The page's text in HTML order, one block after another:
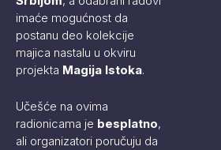
imaće mogućnost da
postanu deo kolekcije
majica nastalu u okviru
projekta Magija Istoka.
Učešće na ovima
radionicama je besplatno,
ali organizatori poručuju da